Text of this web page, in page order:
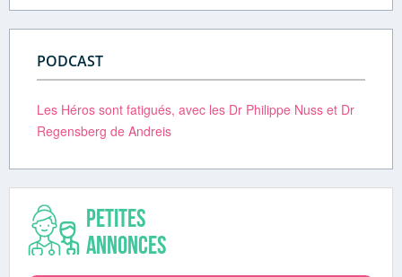
PODCAST
Les Héros sont fatigués, avec les Dr Philippe Nuss et Dr
Regensberg de Andreis
Petites
annonces